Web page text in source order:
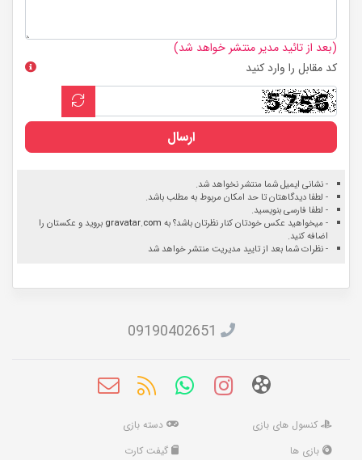
(بعد از تائید مدیر منتشر خواهد شد)
کد مقابل را وارد کنید
ارسال
- نشانی ایمیل شما منتشر نخواهد شد.
- لطفا دیدگاهتان تا حد امکان مربوط به مطلب باشد.
- لطفا فارسی بنویسید.
- میخواهید عکس خودتان کنار نظرتان باشد؟ به gravatar.com بروید و عکستان را
اضافه کنید.
- نظرات شما بعد از تایید مدیریت منتشر خواهد شد
09190402651
کنسول های بازی
دسته بازی
بازی ها
گیفت کارت